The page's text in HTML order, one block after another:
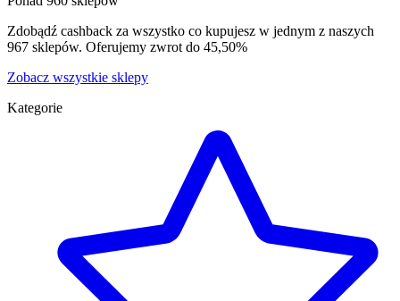
Zdobądź cashback za wszystko co kupujesz w jednym z naszych
967 sklepów. Oferujemy zwrot do 45,50%
Zobacz wszystkie sklepy
Kategorie